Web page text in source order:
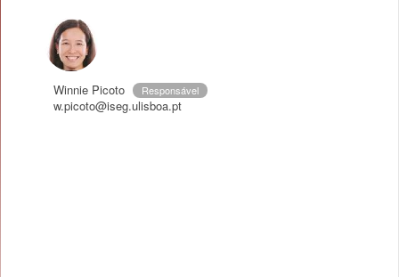
Winnie Picoto Responsável
w.picoto@iseg.ulisboa.pt